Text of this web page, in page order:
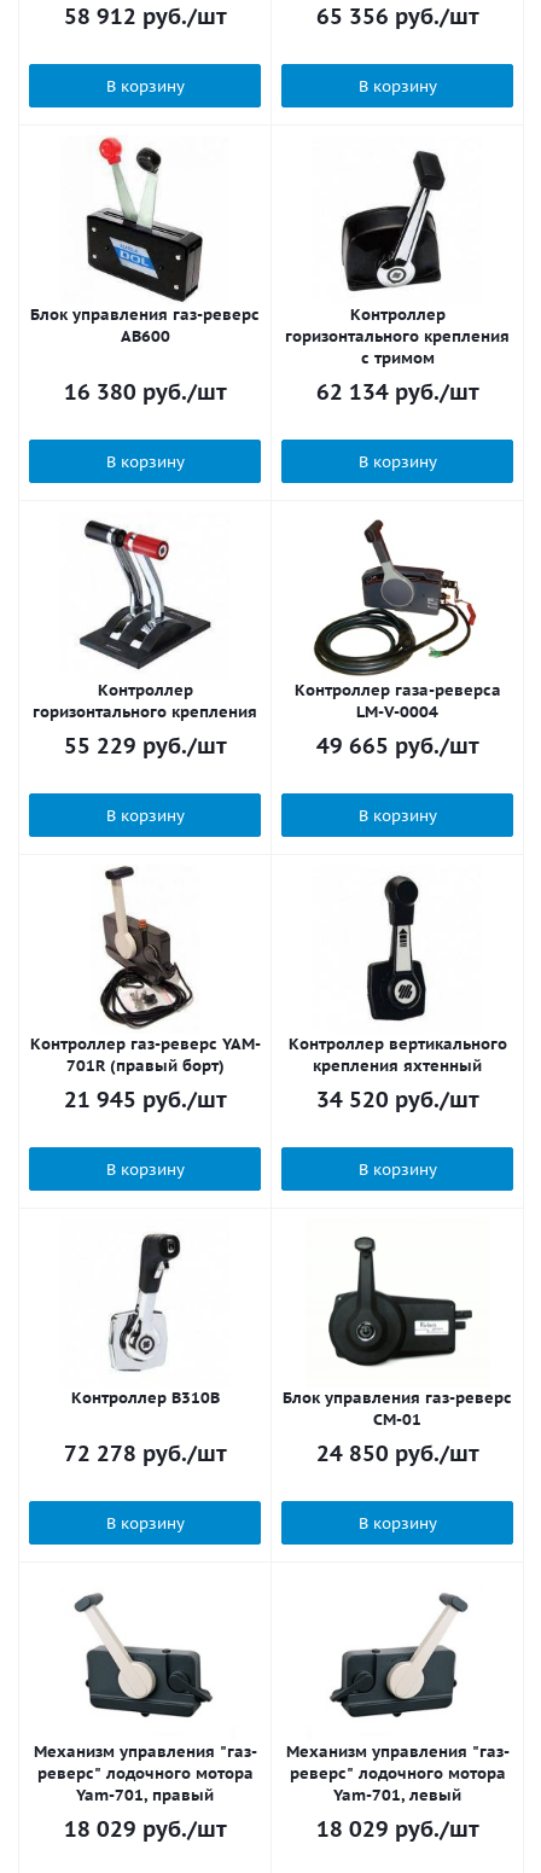
58 912 руб./шт
В корзину
65 356 руб./шт
В корзину
Блок управления газ-реверс
AB600
16 380 руб./шт
В корзину
Контроллер
горизонтального крепления
с тримом
62 134руб./шт
В корзину
Контроллер
горизонтального крепления
55 229 руб./шт
В корзину
Контроллер газа-реверса
LM-V-0004
49 665 руб./шт
В корзину
Контроллер газ-реверс YAM-
701R (правый борт)
21 945 руб./шт
В корзину
Контроллер вертикального
крепления яхтенный
34 520 руб./шт
В корзину
Контроллер B310B
72 278 руб./шт
В корзину
Блок управления газ-реверс
CM-01
24 850 руб./шт
В корзину
Механизм управления "газ-
реверс" лодочного мотора
Yam-701, правый
18 029 руб./шт
Механизм управления "газ-
реверс" лодочного мотора
Yam-701, левый
18 029 руб./шт